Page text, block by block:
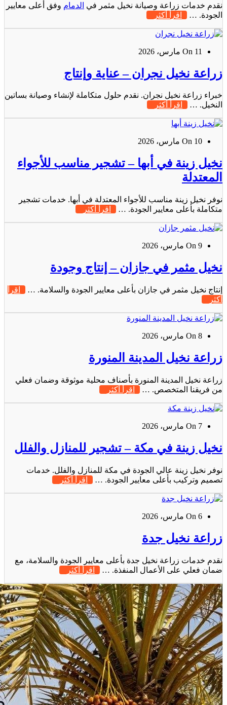
نقدم خدمات زراعة وصيانة نخيل مثمر في الدمام وفق أعلى معايير
الجودة. …
اقرأ أكثر
On 11 مارس، 2026
زراعة نخيل نجران – عناية وإنتاج
خبراء زراعة نخيل نجران. نقدم حلول متكاملة لإنشاء وصيانة بساتين
النخيل. …
اقرأ أكثر
On 10 مارس، 2026
نخيل زينة في أبها – تشجير مناسب للأجواء
المعتدلة
نوفر نخيل زينة مناسب للأجواء المعتدلة في أبها. خدمات تشجير
متكاملة بأعلى معايير الجودة. …
اقرأ أكثر
On 9 مارس، 2026
نخيل مثمر في جازان – إنتاج وجودة
إنتاج نخيل مثمر في جازان بأعلى معايير الجودة والسلامة. …
اقرأ
أكثر
On 8 مارس، 2026
زراعة نخيل المدينة المنورة
زراعة نخيل المدينة المنورة بأصناف محلية موثوقة وضمان فعلي
من فريقنا المتخصص. …
اقرأ أكثر
On 7 مارس، 2026
نخيل زينة في مكة – تشجير للمنازل والفلل
نوفر نخيل زينة عالي الجودة في مكة للمنازل والفلل. خدمات
تصميم وتركيب بأعلى معايير الجودة. …
اقرأ أكثر
On 6 مارس، 2026
زراعة نخيل جدة
نقدم خدمات زراعة نخيل جدة بأعلى معايير الجودة والسلامة، مع
ضمان فعلي على الأعمال المنفذة. …
اقرأ أكثر